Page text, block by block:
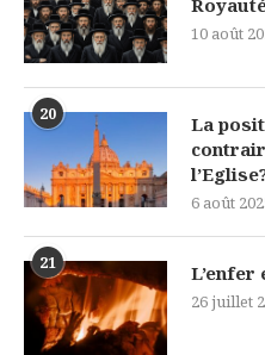
10 août
20
La
6 août
21
26 juillet